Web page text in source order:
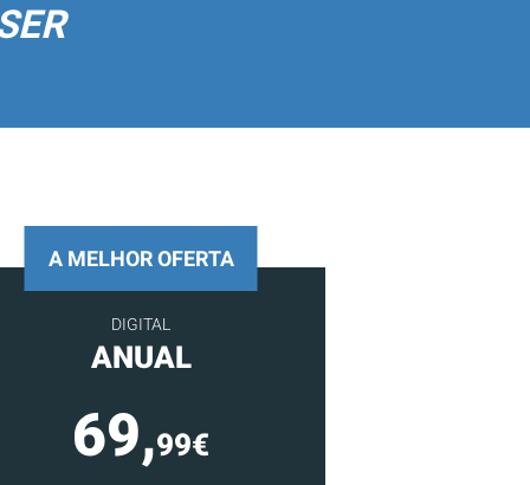
A MELHOR OFERTA
DIGITAL
ANUAL
69,99€